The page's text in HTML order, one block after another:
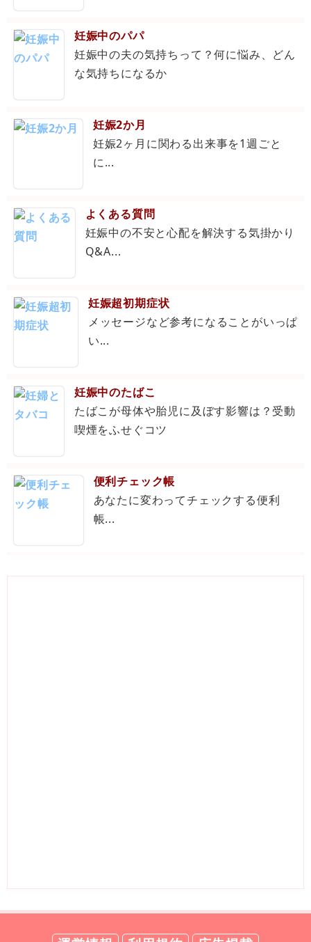
妊娠中のパパ
妊娠中の夫の気持ちって？何に悩み、どん
な気持ちになるか
妊娠2か月
妊娠2ヶ月に関わる出来事を1週ごと
に...
よくある質問
妊娠中の不安と心配を解決する気掛かり
Q&A...
妊娠超初期症状
メッセージなど参考になることがいっぱ
い...
妊娠中のたばこ
たばこが母体や胎児に及ぼす影響は？受動
喫煙をふせぐコツ
便利チェック帳
あなたに変わってチェックする便利
帳...